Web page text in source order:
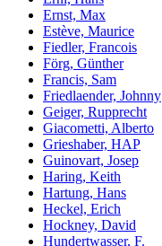
Ernst, Max
Estève, Maurice
Fiedler, Francois
Förg, Günther
Francis, Sam
Friedlaender, Johnny
Geiger, Rupprecht
Giacometti, Alberto
Grieshaber, HAP
Guinovart, Josep
Haring, Keith
Hartung, Hans
Heckel, Erich
Hockney, David
Hundertwasser, F.